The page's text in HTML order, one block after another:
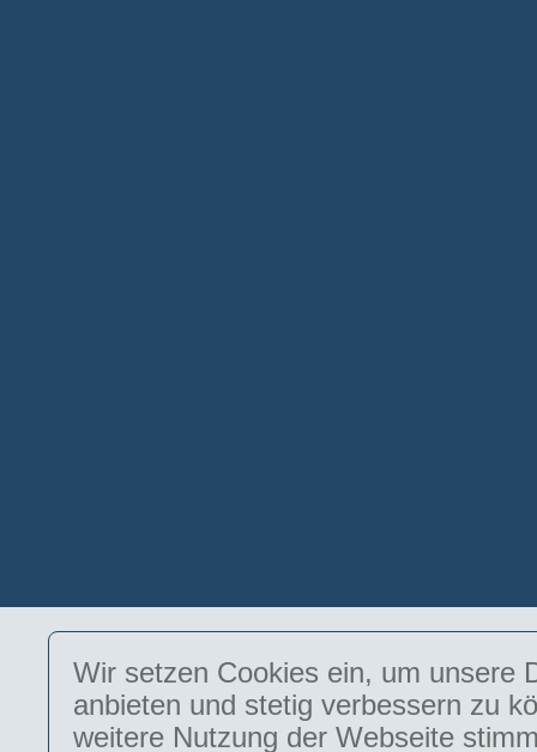
Wir setzen Cookies ein, um unsere
anbieten und stetig verbessern zu
weitere Nutzung der Webseite